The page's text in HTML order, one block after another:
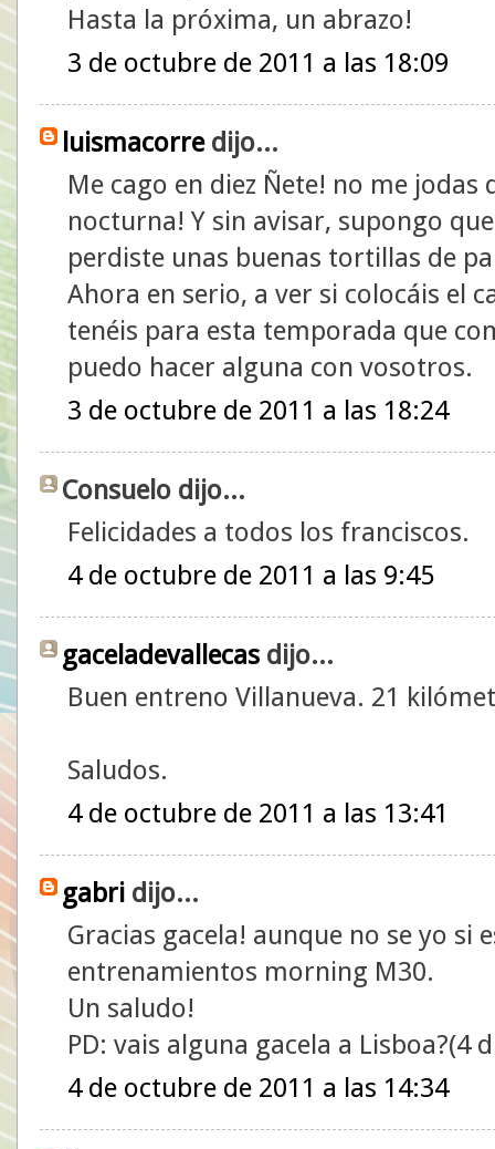
Hasta la próxima, un abrazo!
3 de octubre de 2011 a las 18:09
luismacorredijo...
Me cago en diez Ñete! no me jodas
nocturna! Y sin avisar, supongo
perdiste unas buenas tortillas de
Ahora en serio, a ver si colocáis el
tenéis para esta temporada que
puedo hacer alguna con vosotros.
3 de octubre de 2011 a las 18:24
Consuelo dijo...
Felicidades a todos los franciscos.
4 de octubre de 2011 a las 9:45
gaceladevallecas dijo...
Buen entreno Villanueva. 21
Saludos.
4 de octubre de 2011 a las 13:41
gabri dijo...
Gracias gacela! aunque no se yo si
entrenamientos morning M30.
Un saludo!
PD: vais alguna gacela a Lisboa?(4
4 de octubre de 2011 a las 14:34